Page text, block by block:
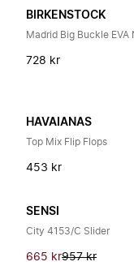
BIRKENSTOCK
728 kr
HAVAIANAS
Top Mix Flip Flops
453 kr
SENSI
City 4153/C Slider
665 kr957 kr